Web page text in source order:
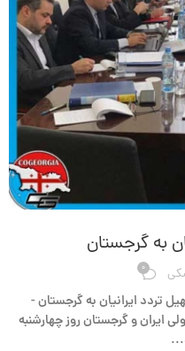
به گرجستان
0
تردد ایرانیان به گرجستان -
و گرجستان روز چهارشنبه